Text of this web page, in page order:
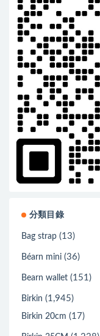
分類目錄
Bag strap (13)
Béarn mini (36)
Bearn wallet (151)
Birkin (1,945)
Birkin 20cm (17)